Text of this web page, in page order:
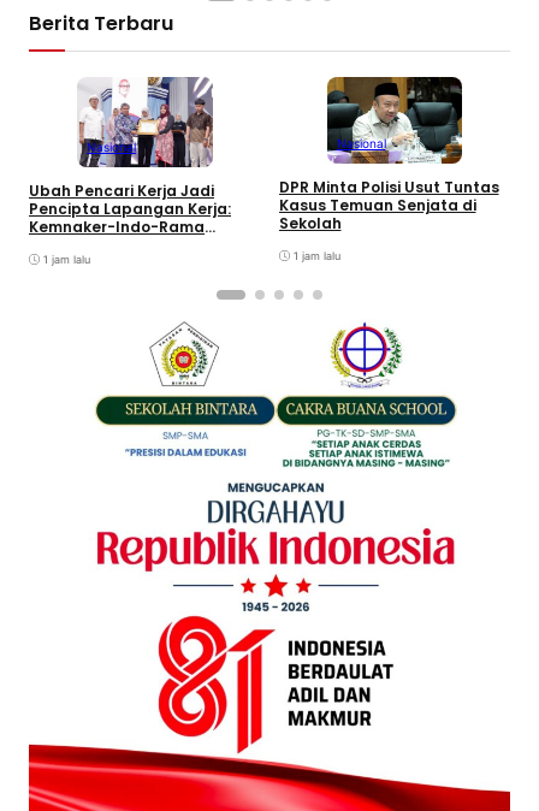
Berita Terbaru
Nasional
Ubah Pencari Kerja Jadi
Pencipta Lapangan Kerja:
Kemnaker-Indo-Rama
1 jam lalu
Nasional
DPR Minta Polisi Usut Tuntas
Kasus Temuan Senjata di
Sekolah
1 jam lalu